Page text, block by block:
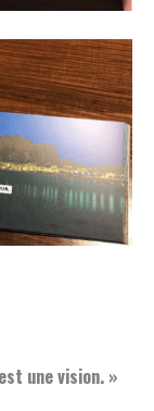
une vision. »